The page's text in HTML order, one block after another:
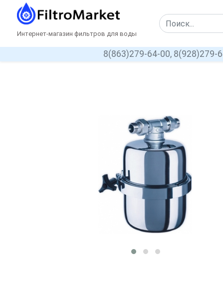
Интернет-магазин фильтров для воды
8(863)279-64-00, 8(928)279-